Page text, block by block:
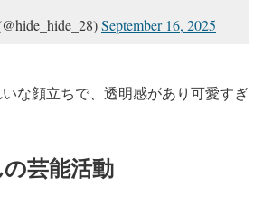
September 16, 2025
な顔立ちで、透明感があり可愛すぎ
芸能活動